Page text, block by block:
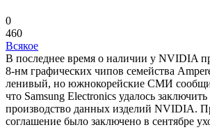
0
460
Всякое
В последнее время о наличии у NVIDIA
8-нм графических чипов семейства
ленивый, но южнокорейские СМИ
что Samsung Electronics удалось
производство данных изделий NVIDIA.
соглашение было заключено в сентябре